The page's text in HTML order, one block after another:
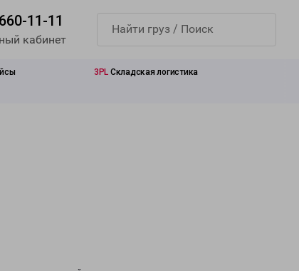
11-11
кабинет
3PL Складская логистика